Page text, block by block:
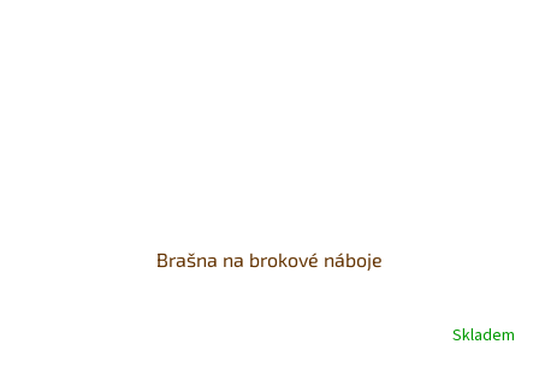
Brašna na brokové náboje
Skladem